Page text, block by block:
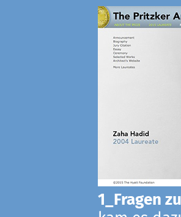
1_Fragen